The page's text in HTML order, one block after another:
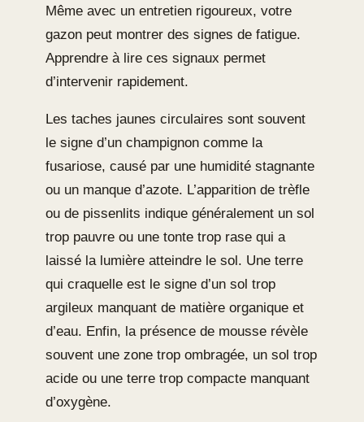
Même avec un entretien rigoureux, votre
gazon peut montrer des signes de fatigue.
Apprendre à lire ces signaux permet
d’intervenir rapidement.
Les taches jaunes circulaires sont souvent
le signe d’un champignon comme la
fusariose, causé par une humidité stagnante
ou un manque d’azote. L’apparition de trèfle
ou de pissenlits indique généralement un sol
trop pauvre ou une tonte trop rase qui a
laissé la lumière atteindre le sol. Une terre
qui craquelle est le signe d’un sol trop
argileux manquant de matière organique et
d’eau. Enfin, la présence de mousse révèle
souvent une zone trop ombragée, un sol trop
acide ou une terre trop compacte manquant
d’oxygène.